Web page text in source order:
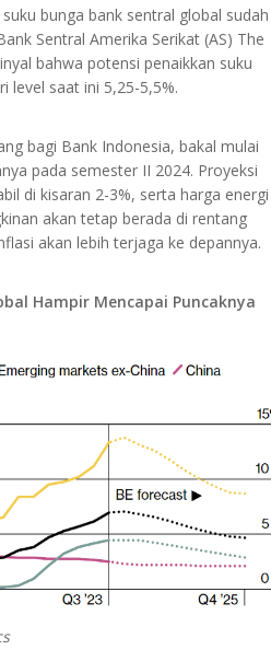
bunga bank sentral global sudah
Sentral Amerika Serikat (AS) The
bahwa potensi penaikkan suku
level saat ini 5,25-5,5%.
bagi Bank Indonesia, bakal mulai
pada semester II 2024. Proyeksi
di kisaran 2-3%, serta harga energi
akan tetap berada di rentang
akan lebih terjaga ke depannya.
Hampir Mencapai Puncaknya